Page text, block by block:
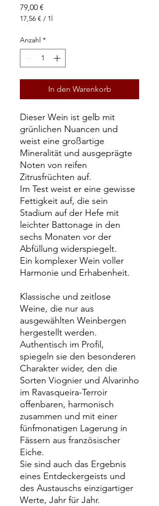
79,00 €
17,56 € / 1l
pro
1
Anzahl *
In den Warenkorb
Dieser Wein ist gelb mit
grünlichen Nuancen und
weist eine großartige
Mineralität und ausgeprägte
Noten von reifen
Zitrusfrüchten auf.
Im Test weist er eine gewisse
Fettigkeit auf, die sein
Stadium auf der Hefe mit
leichter Battonage in den
sechs Monaten vor der
Abfüllung widerspiegelt.
Ein komplexer Wein voller
Harmonie und Erhabenheit.
Klassische und zeitlose
Weine, die nur aus
ausgewählten Weinbergen
hergestellt werden.
Authentisch im Profil,
spiegeln sie den besonderen
Charakter wider, den die
Sorten Viognier und Alvarinho
im Ravasqueira-Terroir
offenbaren, harmonisch
zusammen und mit einer
fünfmonatigen Lagerung in
Fässern aus französischer
Eiche.
Sie sind auch das Ergebnis
eines Entdeckergeists und
des Austauschs einzigartiger
Werte, Jahr für Jahr.